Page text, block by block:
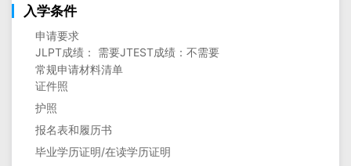
入学条件
申请要求
JLPT成绩： 需要JTEST成绩：不需要
常规申请材料清单
证件照
护照
报名表和履历书
毕业学历证明/在读学历证明